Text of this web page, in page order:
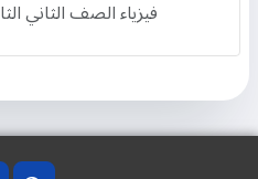
فيزياء الصف الثاني